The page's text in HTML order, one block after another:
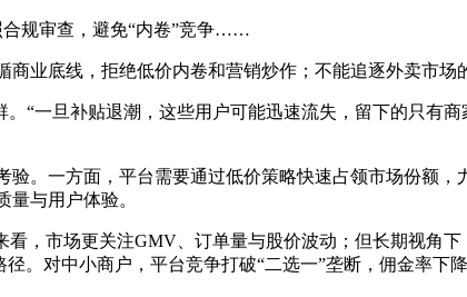
规审查，避免“内卷”竞争……
底线，拒绝低价内卷和营销炒作；不能追逐外卖市场
一旦补贴退潮，这些用户可能迅速流失，留下的只有商
一方面，平台需要通过低价策略快速占领市场份额，
与用户体验。
市场更关注GMV、订单量与股价波动；但长期视角下
。对中小商户，平台竞争打破“二选一”垄断，佣金率下